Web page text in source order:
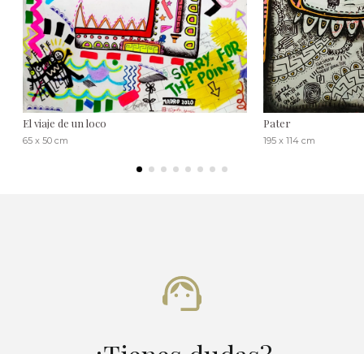
El viaje de un loco
65 x 50 cm
Pater
195 x 114 cm